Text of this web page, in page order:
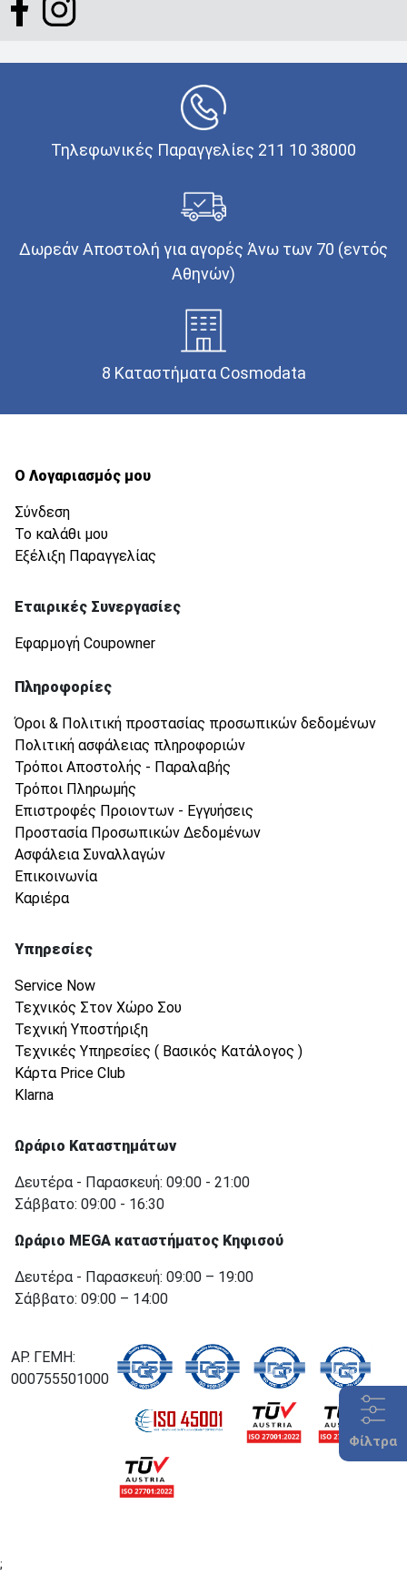
Φίλτρα
Τηλεφωνικές Παραγγελίες 211 10 38000
Δωρεάν Αποστολή για αγορές Άνω των 70 (εντός
Αθηνών)
8 Καταστήματα Cosmodata
Ο Λογαριασμός μου
Σύνδεση
Το καλάθι μου
Εξέλιξη Παραγγελίας
Εταιρικές Συνεργασίες
Εφαρμογή Coupowner
Πληροφορίες
Όροι & Πολιτική προστασίας προσωπικών δεδομένων
Πολιτική ασφάλειας πληροφοριών
Τρόποι Αποστολής - Παραλαβής
Τρόποι Πληρωμής
Επιστροφές Προιοντων - Εγγυήσεις
Προστασία Προσωπικών Δεδομένων
Ασφάλεια Συναλλαγών
Επικοινωνία
Καριέρα
Υπηρεσίες
Service Now
Τεχνικός Στον Χώρο Σου
Τεχνική Υποστήριξη
Τεχνικές Υπηρεσίες ( Βασικός Κατάλογος )
Κάρτα Price Club
Klarna
Ωράριο Καταστημάτων
Δευτέρα - Παρασκευή: 09:00 - 21:00
Σάββατο: 09:00 - 16:30
Ωράριο MEGA καταστήματος Κηφισού
Δευτέρα - Παρασκευή: 09:00 – 19:00
Σάββατο: 09:00 – 14:00
ΑΡ. ΓΕΜΗ:
000755501000
;